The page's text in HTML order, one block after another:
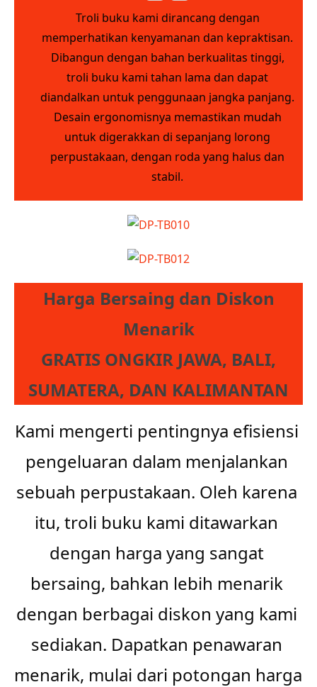
Troli buku kami dirancang dengan
memperhatikan kenyamanan dan kepraktisan.
Dibangun dengan bahan berkualitas tinggi,
troli buku kami tahan lama dan dapat
diandalkan untuk penggunaan jangka panjang.
Desain ergonomisnya memastikan mudah
untuk digerakkan di sepanjang lorong
perpustakaan, dengan roda yang halus dan
stabil.
Harga Bersaing dan Diskon
Menarik
GRATIS ONGKIR JAWA, BALI,
SUMATERA, DAN KALIMANTAN
Kami mengerti pentingnya efisiensi
pengeluaran dalam menjalankan
sebuah perpustakaan. Oleh karena
itu, troli buku kami ditawarkan
dengan harga yang sangat
bersaing, bahkan lebih menarik
dengan berbagai diskon yang kami
sediakan. Dapatkan penawaran
menarik, mulai dari potongan harga